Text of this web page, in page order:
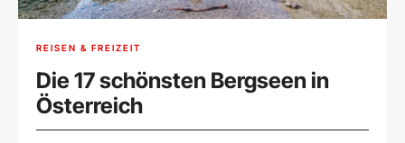
REISEN & FREIZEIT
Die 17 schönsten Bergseen in
Österreich